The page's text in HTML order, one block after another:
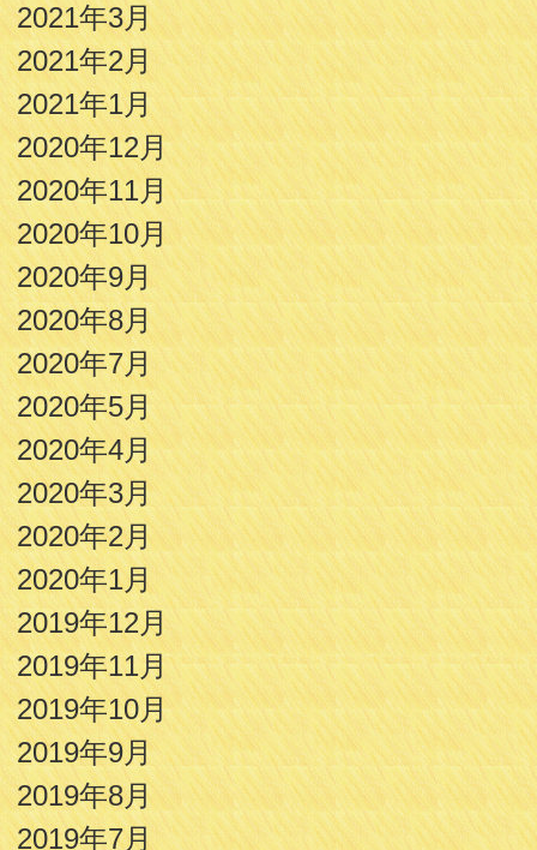
2021年3月
2021年2月
2021年1月
2020年12月
2020年11月
2020年10月
2020年9月
2020年8月
2020年7月
2020年5月
2020年4月
2020年3月
2020年2月
2020年1月
2019年12月
2019年11月
2019年10月
2019年9月
2019年8月
2019年7月